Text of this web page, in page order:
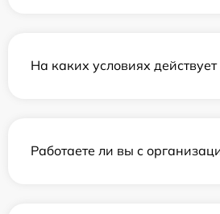
На каких условиях действует
Работаете ли вы с